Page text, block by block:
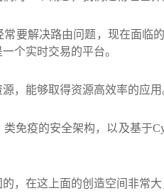
要解决路由问题，现在面临
个实时交易的平台。
，能够取得资源高效率的应用
免疫的安全架构，以及基于
，在这上面的创造空间非常